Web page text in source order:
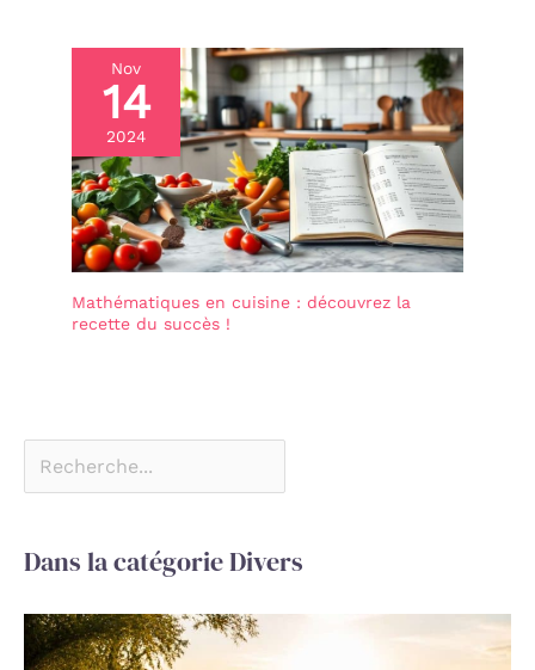
Nov
14
2024
Mathématiques en cuisine : découvrez la
recette du succès !
Dans la catégorie Divers